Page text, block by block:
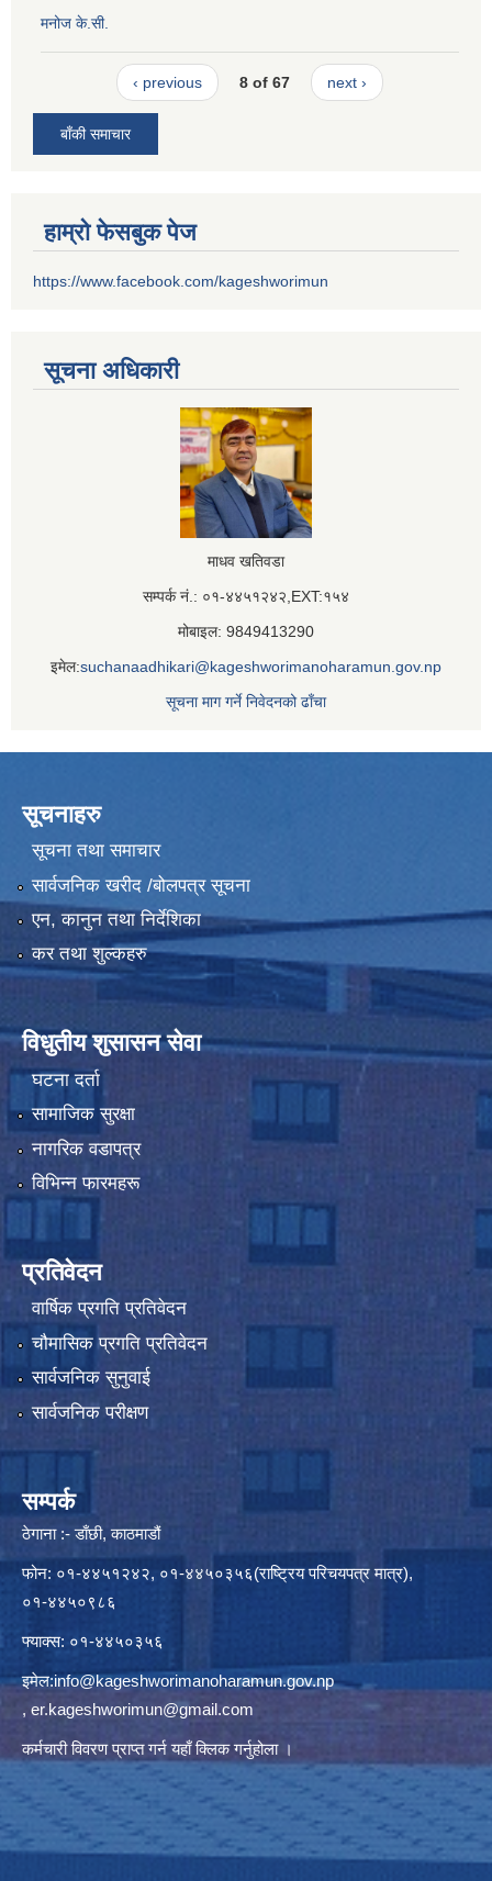
मनोज के.सी.
‹ previous 8 of 67 next ›
बाँकी समाचार
हाम्रो फेसबुक पेज
https://www.facebook.com/kageshworimun
सूचना अधिकारी
माधव खतिवडा
सम्पर्क नं.: ०१-४४५१२४२,EXT:१५४
मोबाइल: 9849413290
इमेल:suchanaadhikari@kageshworimanoharamun.gov.np
सूचना माग गर्ने निवेदनको ढाँचा
सूचनाहरु
सूचना तथा समाचार
सार्वजनिक खरीद /बोलपत्र सूचना
एन, कानुन तथा निर्देशिका
कर तथा शुल्कहरु
विधुतीय शुसासन सेवा
घटना दर्ता
सामाजिक सुरक्षा
नागरिक वडापत्र
विभिन्न फारमहरू
प्रतिवेदन
वार्षिक प्रगति प्रतिवेदन
चौमासिक प्रगति प्रतिवेदन
सार्वजनिक सुनुवाई
सार्वजनिक परीक्षण
सम्पर्क
ठेगाना :- डाँछी, काठमाडौं
फोन: ०१-४४५१२४२, ०१-४४५०३५६(राष्ट्रिय परिचयपत्र मात्र),
०१-४४५०९८६
फ्याक्स: ०१-४४५०३५६
इमेल:info@kageshworimanoharamun.gov.np
, er.kageshworimun@gmail.com
कर्मचारी विवरण प्राप्त गर्नयहाँ क्लिकगर्नुहोला ।